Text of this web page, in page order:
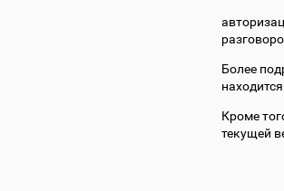
Более
Кроме
текущей